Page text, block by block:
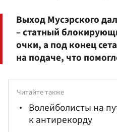
Выход Мусэрского
– статный
очки, а под конец
на подаче, что
Читайте также
Волейболисты на
к антирекорду